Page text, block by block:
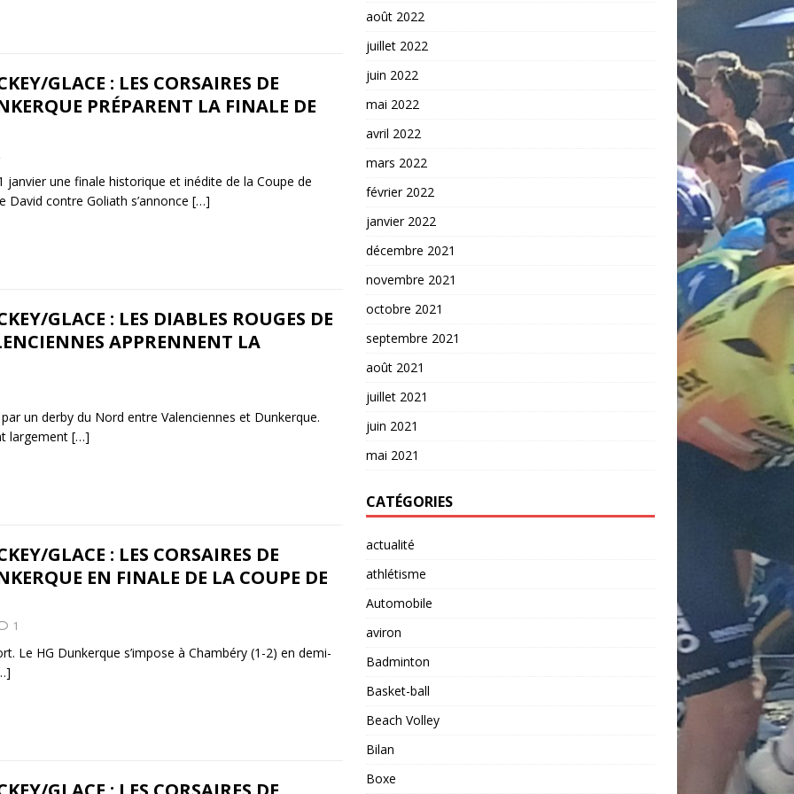
GLACE : LES CORSAIRES DE
PRÉPARENT LA FINALE DE
une finale historique et inédite de la Coupe de
David contre Goliath s’annonce […]
GLACE : LES DIABLES ROUGES DE
APPRENNENT LA
un derby du Nord entre Valenciennes et Dunkerque.
largement […]
GLACE : LES CORSAIRES DE
EN FINALE DE LA COUPE DE
1
Le HG Dunkerque s’impose à Chambéry (1-2) en demi-
août 2022
juillet 2022
juin 2022
mai 2022
avril 2022
mars 2022
février 2022
janvier 2022
décembre 2021
novembre 2021
octobre 2021
septembre 2021
août 2021
juillet 2021
juin 2021
mai 2021
CATÉGORIES
actualité
athlétisme
Automobile
aviron
Badminton
Basket-ball
Beach Volley
Bilan
Boxe